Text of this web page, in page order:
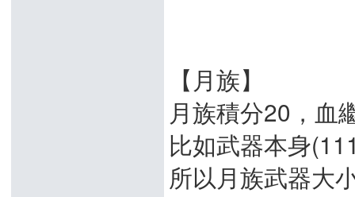
【月族】
月族積分20，血
比如武器本身
所以月族武器大